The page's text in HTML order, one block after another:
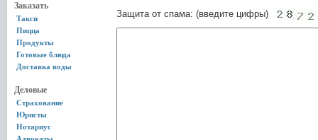
Заказать
Такси
Пицца
Продукты
Готовые блюда
Доставка воды
Деловые
Страхование
Юристы
Нотариус
Защита от спама: (введите цифры)